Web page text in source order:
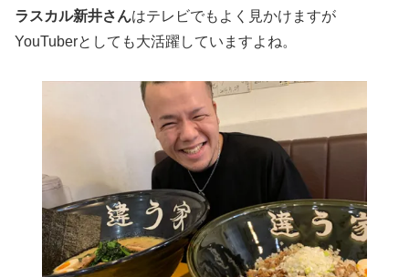
ラスカル新井さんはテレビでもよく見かけますが
YouTuberとしても大活躍していますよね。